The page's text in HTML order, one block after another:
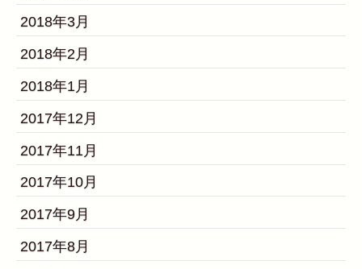
2018年3月
2018年2月
2018年1月
2017年12月
2017年11月
2017年10月
2017年9月
2017年8月